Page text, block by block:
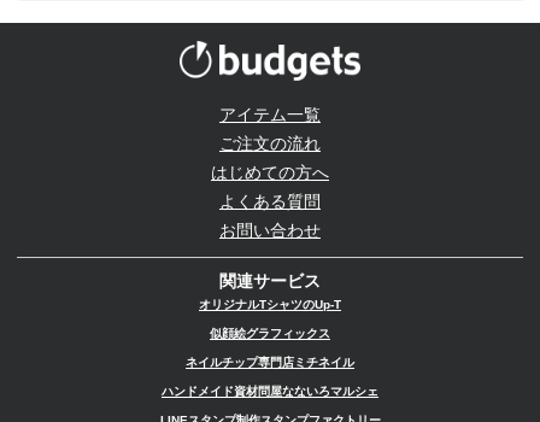
アイテム一覧
ご注文の流れ
はじめての方へ
よくある質問
お問い合わせ
関連サービス
オリジナルTシャツのUp-T
似顔絵グラフィックス
ネイルチップ専門店ミチネイル
ハンドメイド資材問屋なないろマルシェ